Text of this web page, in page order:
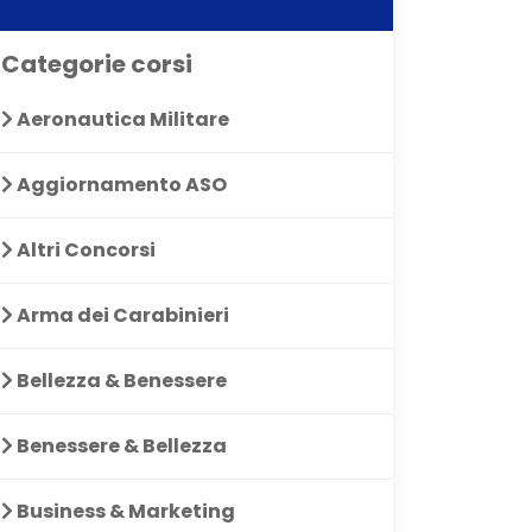
Categorie corsi
Aeronautica Militare
Aggiornamento ASO
Altri Concorsi
Arma dei Carabinieri
Bellezza & Benessere
Benessere & Bellezza
Business & Marketing